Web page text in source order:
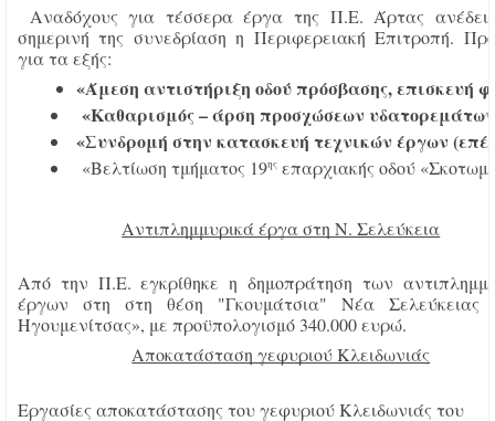
Αναδόχους για τέσσερα έργα της Π.Ε. Άρτας
σημερινή της συνεδρίαση η Περιφερειακή Επιτροπή.
για τα εξής:
«Άμεση αντιστήριξη οδού πρόσβασης,
«Καθαρισμός – άρση προσχώσεων
«Συνδρομή στην κατασκευή τεχνικών έργων
«Βελτίωση τμήματος 19ης επαρχιακής οδού
Αντιπλημμυρικά έργα στη Ν. Σελεύκεια
Από την Π.Ε. εγκρίθηκε η δημοπράτηση των
έργων στη στη θέση "Γκουμάτσια" Νέα Σελεύκειας
Ηγουμενίτσας», με προϋπολογισμό 340.000 ευρώ.
Αποκατάσταση γεφυριού Κλειδωνιάς
Εργασίες αποκατάστασης του γεφυριού Κλειδωνιάς του